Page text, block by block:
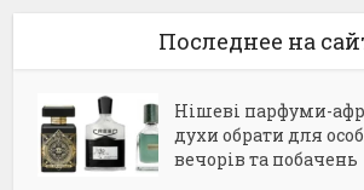
Последнее на
Нішеві парфуми-
духи обрати для
вечорів та побачень